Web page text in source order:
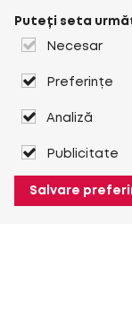
Puteți seta
Necesar
Preferințe
Analiză
Publicitate
Salvare